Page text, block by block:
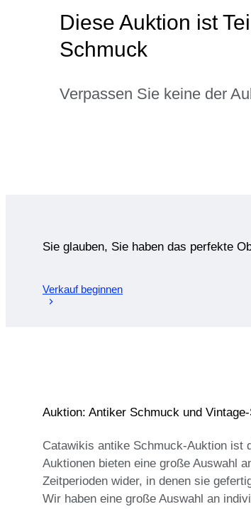
Diese Auktion ist
Schmuck
Verpassen Sie keine der
Sie glauben, Sie haben das perfekte
Verkauf beginnen
Auktion: Antiker Schmuck und
Catawikis antike Schmuck-Auktion ist
Auktionen bieten eine große Auswahl
Zeitperioden wider, in denen sie
Wir haben eine große Auswahl an